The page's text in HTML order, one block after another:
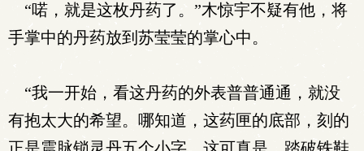
“喏，就是这枚丹药了。”木惊宇不疑有他，将
手掌中的丹药放到苏莹莹的掌心中。
“我一开始，看这丹药的外表普普通通，就没
有抱太大的希望。哪知道，这药匣的底部，刻的